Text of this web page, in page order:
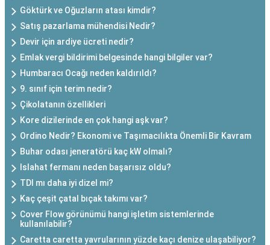
Göktürk ve Oğuzların atası kimdir?
Satış pazarlama mühendisi Nedir?
Devir için ardiye ücreti nedir?
Emlak vergi bildirimi belgesinde hangi bilgiler var?
Humbaracı Ocağı neden kaldırıldı?
9. sınıf için terim nedir?
Çikolatanın özellikleri
Kore dizilerinde en çok hangi aşk var?
Ordino Nedir? Ekonomi ve Taşımacılıkta Önemli Bir Kavram
Buhar odası jeneratörü kaç kW olmalı?
Islahat fermanı neden başarısız oldu?
TDI mı daha iyi dizel mi?
Kaç çeşit çatal bıçak takımı var?
Cover Flow görünümü hangi işletim sistemlerinde
kullanılabilir?
Caretta caretta yavrularının yüzde kaçı denize ulaşabiliyor?